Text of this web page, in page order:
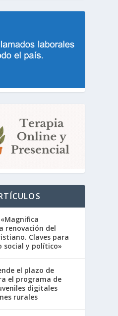
renovación del
Claves para
social y político»
el plazo de
el programa de
digitales
rurales